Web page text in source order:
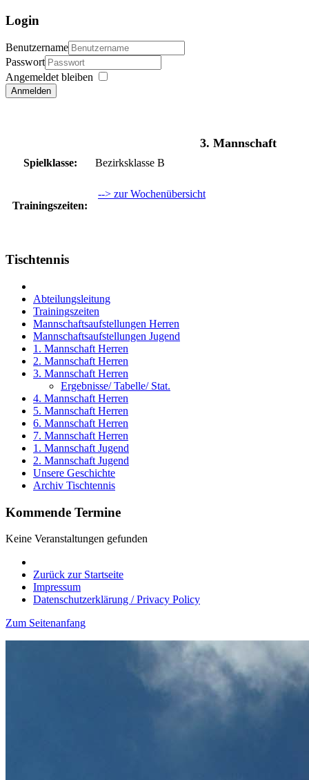
Login
Benutzername
Passwort
Angemeldet bleiben
Anmelden
3. Mannschaft
Spielklasse: Bezirksklasse B
Trainingszeiten:
--> zur Wochenübersicht
Tischtennis
Abteilungsleitung
Trainingszeiten
Mannschaftsaufstellungen Herren
Mannschaftsaufstellungen Jugend
1. Mannschaft Herren
2. Mannschaft Herren
3. Mannschaft Herren
Ergebnisse/ Tabelle/ Stat.
4. Mannschaft Herren
5. Mannschaft Herren
6. Mannschaft Herren
7. Mannschaft Herren
1. Mannschaft Jugend
2. Mannschaft Jugend
Unsere Geschichte
Archiv Tischtennis
Kommende Termine
Keine Veranstaltungen gefunden
Zurück zur Startseite
Impressum
Datenschutzerklärung / Privacy Policy
Zum Seitenanfang